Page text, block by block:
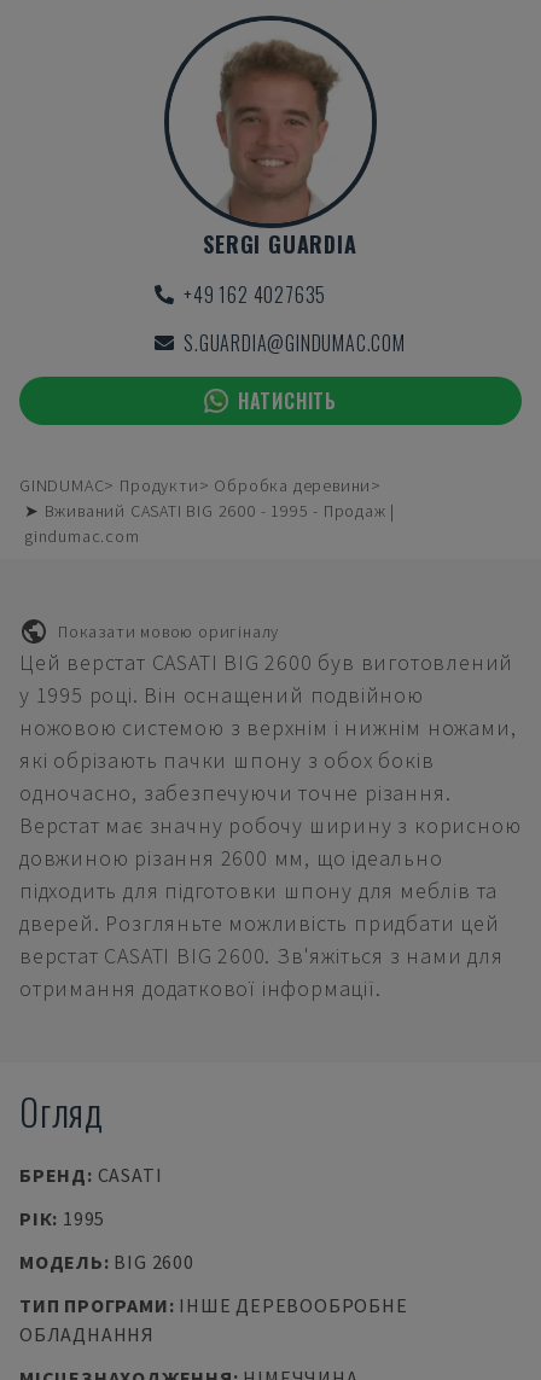
SERGI GUARDIA
+49 162 4027635
S.GUARDIA@GINDUMAC.COM
НАТИСНІТЬ
GINDUMAC Продукти
Обробка деревини
➤ Вживаний CASATI BIG 2600 - 1995 - Продаж |
gindumac.com
Показати мовою оригіналу
Цей верстат CASATI BIG 2600 був виготовлений
у 1995 році. Він оснащений подвійною
ножовою системою з верхнім і нижнім ножами,
які обрізають пачки шпону з обох боків
одночасно, забезпечуючи точне різання.
Верстат має значну робочу ширину з корисною
довжиною різання 2600 мм, що ідеально
підходить для підготовки шпону для меблів та
дверей. Розгляньте можливість придбати цей
верстат CASATI BIG 2600. Зв'яжіться з нами для
отримання додаткової інформації.
Огляд
БРЕНД: CASATI
РІК: 1995
МОДЕЛЬ: BIG 2600
ТИП ПРОГРАМИ: ІНШЕ ДЕРЕВООБРОБНЕ
ОБЛАДНАННЯ